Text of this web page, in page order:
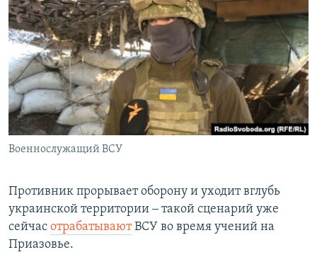
Военнослужащий ВСУ
Противник прорывает оборону и уходит вглубь
украинской территории ‒ такой сценарий уже
сейчас отрабатываютВСУ во время учений на
Приазовье.